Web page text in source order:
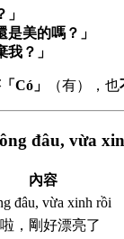
」
是美的嗎？」
我？」
Có」 （有），也
đâu, vừa
內容
đâu, vừa xinh rồi
，剛好漂亮了